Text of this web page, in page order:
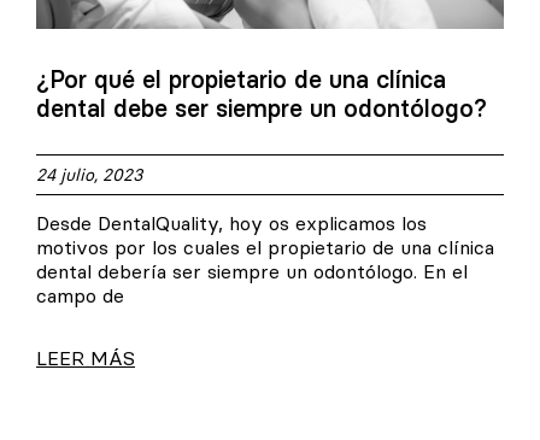
¿Por qué el propietario de una clínica
dental debe ser siempre un odontólogo?
24 julio, 2023
Desde DentalQuality, hoy os explicamos los
motivos por los cuales el propietario de una clínica
dental debería ser siempre un odontólogo. En el
campo de
LEER MÁS